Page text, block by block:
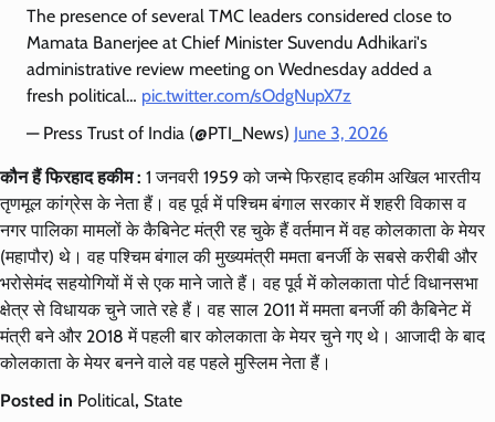
The presence of several TMC leaders considered close to
Mamata Banerjee at Chief Minister Suvendu Adhikari's
administrative review meeting on Wednesday added a
fresh political… pic.twitter.com/sOdgNupX7z
— Press Trust of India (@PTI_News) June 3, 2026
कौन हैं फिरहाद हकीम : 1 जनवरी 1959 को जन्मे फिरहाद हकीम अखिल भारतीय
तृणमूल कांग्रेस के नेता हैं। वह पूर्व में पश्चिम बंगाल सरकार में शहरी विकास व
नगर पालिका मामलों के कैबिनेट मंत्री रह चुके हैं वर्तमान में वह कोलकाता के मेयर
(महापौर) थे। वह पश्चिम बंगाल की मुख्यमंत्री ममता बनर्जी के सबसे करीबी और
भरोसेमंद सहयोगियों में से एक माने जाते हैं। वह पूर्व में कोलकाता पोर्ट विधानसभा
क्षेत्र से विधायक चुने जाते रहे हैं। वह साल 2011 में ममता बनर्जी की कैबिनेट में
मंत्री बने और 2018 में पहली बार कोलकाता के मेयर चुने गए थे। आजादी के बाद
कोलकाता के मेयर बनने वाले वह पहले मुस्लिम नेता हैं।
Posted in Political, State